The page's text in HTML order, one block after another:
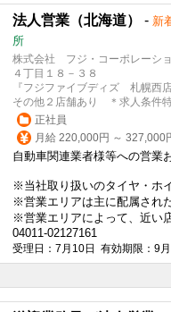
法人営業（北海道） - 新
所
株式会社 フジ・コーポレーシ
４丁目１８－３８
『フジファイブディズ 札幌西店
その他２店舗あり ＊求人条件
正社員
月給 220,000円 ～ 327,000
自動車関連業者様等への営業
※当社取り扱いのタイヤ・ホ
※営業エリアは主に配属され
※営業エリアによって、近い
04011-02127161
受理日：7月10日 有効期限：9